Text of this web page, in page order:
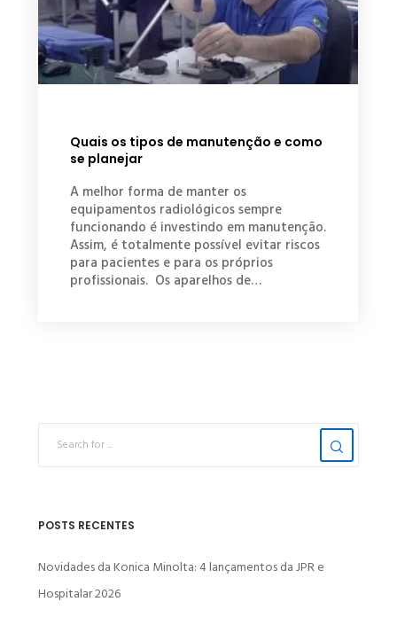
Quais os tipos de manutenção e como
se planejar
A melhor forma de manter os
equipamentos radiológicos sempre
funcionando é investindo em manutenção.
Assim, é totalmente possível evitar riscos
para pacientes e para os próprios
profissionais. Os aparelhos de…
POSTS RECENTES
Novidades da Konica Minolta: 4 lançamentos da JPR e
Hospitalar 2026